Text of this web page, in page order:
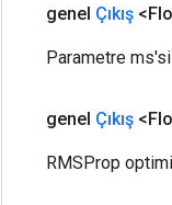
genel Çıkış
Parametre
genel Çıkış
RMSProp